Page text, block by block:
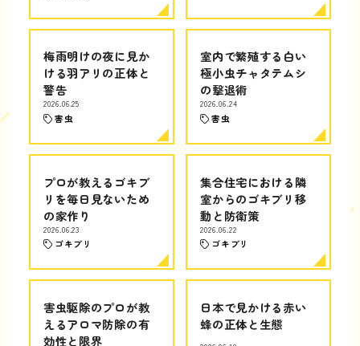
梅雨明けの夜に見か
ける羽アリの正体と
警告
2026.06.25
害虫
室内で繁殖する白い
極小虫チャタテムシ
の撃退術
2026.06.24
害虫
プロが教えるゴキブ
リを毎日見ないため
の家作り
2026.06.23
ゴキブリ
集合住宅における隣
室からのゴキブリ移
動と防衛策
2026.06.22
ゴキブリ
害虫駆除のプロが教
えるアロマ防除の有
効性と限界
日本で見かける赤い
蜂の正体と生態